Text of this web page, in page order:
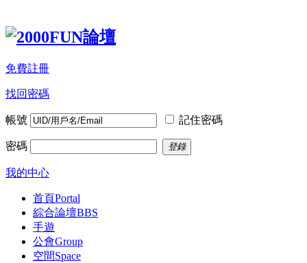
免費註冊
找回密碼
帳號 記住密碼
密碼 登錄
我的中心
首頁Portal
綜合論壇BBS
手遊
公會Group
空間Space